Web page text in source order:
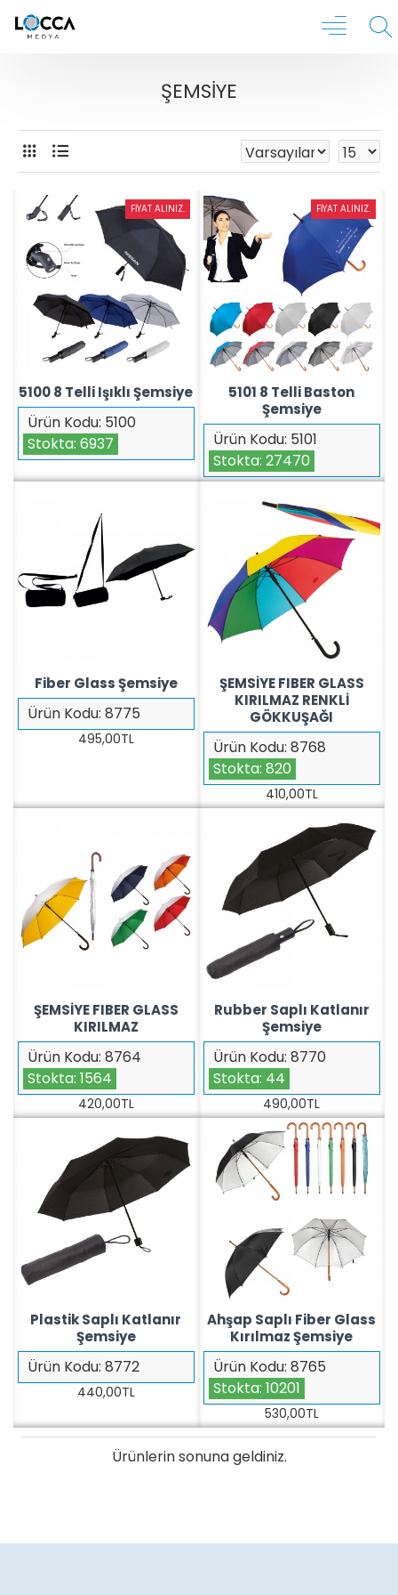
ŞEMSIYE
FIYAT ALINIZ.
Ürün Kodu: 5100
Stokta: 6937
5100 8 Telli Işıklı Şemsiye
FIYAT ALINIZ.
Ürün Kodu: 5101
Stokta: 27470
5101 8 Telli Baston
Şemsiye
Ürün Kodu: 8775
Fiber Glass Şemsiye
495,00TL Ürün Kodu: 8768
Stokta: 820
ŞEMSİYE FIBER GLASS
KIRILMAZ RENKLİ
GÖKKUŞAĞI
410,00TL
Ürün Kodu: 8764
Stokta: 1564
ŞEMSİYE FIBER GLASS
KIRILMAZ
420,00TL
Ürün Kodu: 8770
Stokta: 44
Rubber Saplı Katlanır
Şemsiye
490,00TL
Ürün Kodu: 8772
Plastik Saplı Katlanır
Şemsiye
440,00TL
Ürün Kodu: 8765
Stokta: 10201
Ahşap Saplı Fiber Glass
Kırılmaz Şemsiye
530,00TL
Ürünlerin sonuna geldiniz.